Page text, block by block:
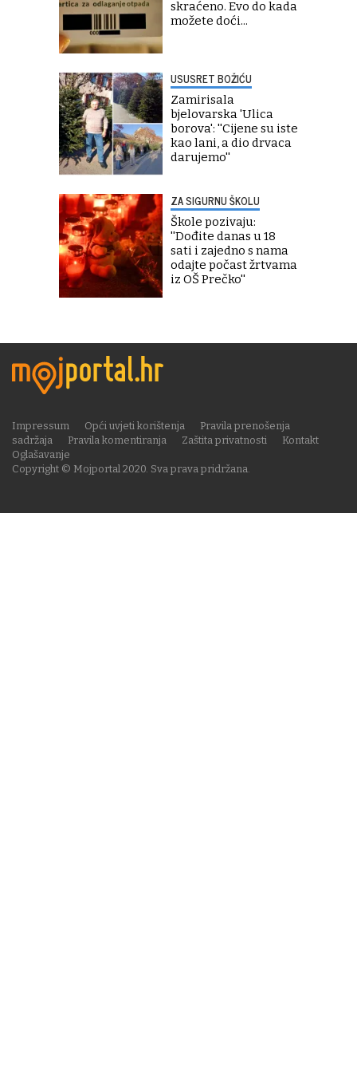
skraćeno. Evo do kada
možete doći...
USUSRET BOŽIĆU
Zamirisala
bjelovarska 'Ulica
borova': ''Cijene su iste
kao lani, a dio drvaca
darujemo''
ZA SIGURNU ŠKOLU
Škole pozivaju:
''Dođite danas u 18
sati i zajedno s nama
odajte počast žrtvama
iz OŠ Prečko''
Copyright © Mojportal 2020. Sva prava pridržana.
Impressum Opći uvjeti korištenja
Pravila prenošenja
sadržaja
Pravila komentiranja Zaštita privatnosti
Kontakt
Oglašavanje